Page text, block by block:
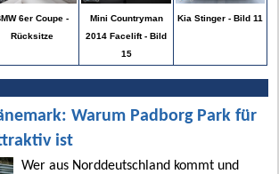
6er Coupe -
Rücksitze
Mini Countryman
2014 Facelift - Bild
15
Kia Stinger - Bild 11
Warum Padborg Park für
ist
Wer aus Norddeutschland kommt und